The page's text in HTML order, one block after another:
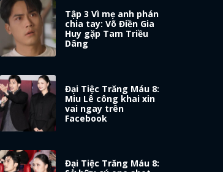
Tập 3 Vì mẹ anh phán
chia tay: Võ Điền Gia
Huy gặp Tam Triều
Dâng
Đại Tiệc Trăng Máu 8:
Miu Lê công khai xin
vai ngay trên
Facebook
Đại Tiệc Trăng Máu 8: